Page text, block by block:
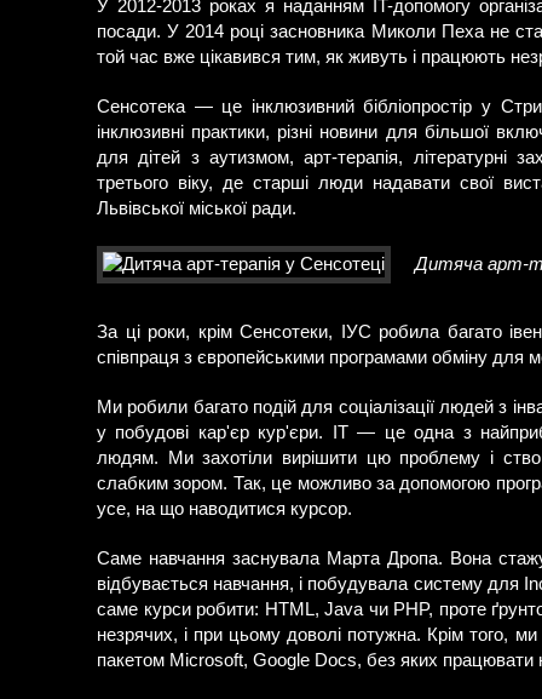
У 2012-2013 роках я наданням IT-допомогу
посади. У 2014 році засновника Миколи Пеха не
той час вже цікавився тим, як живуть і працюють
Сенсотека — це інклюзивний бібліопростір у
інклюзивні практики, різні новини для більшої
для дітей з аутизмом, арт-терапія, літературні
третього віку, де старші люди надавати свої
Львівської міської ради.
Дитяча арт-
За ці роки, крім Сенсотеки, ІУС робила багато
співпраця з європейськими програмами обміну для
Ми робили багато подій для соціалізації людей з
у побудові кар'єр кур'єри. IT — це одна з
людям. Ми захотіли вирішити цю проблему і
слабким зором. Так, це можливо за допомогою
усе, на що наводитися курсор.
Саме навчання заснувала Марта Дропа. Вона
відбувається навчання, і побудувала систему для
саме курси робити: HTML, Java чи PHP, проте
незрячих, і при цьому доволі потужна. Крім того,
пакетом Microsoft, Google Docs, без яких працювати